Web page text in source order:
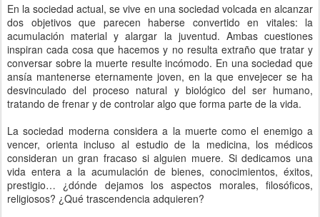
En la sociedad actual, se vive en una sociedad volcada en alcanzar
dos objetivos que parecen haberse convertido en vitales: la
acumulación material y alargar la juventud. Ambas cuestiones
inspiran cada cosa que hacemos y no resulta extraño que tratar y
conversar sobre la muerte resulte incómodo. En una sociedad que
ansía mantenerse eternamente joven, en la que envejecer se ha
desvinculado del proceso natural y biológico del ser humano,
tratando de frenar y de controlar algo que forma parte de la vida.
La sociedad moderna considera a la muerte como el enemigo a
vencer, orienta incluso al estudio de la medicina, los médicos
consideran un gran fracaso si alguien muere. Si dedicamos una
vida entera a la acumulación de bienes, conocimientos, éxitos,
prestigio… ¿dónde dejamos los aspectos morales, filosóficos,
religiosos? ¿Qué trascendencia adquieren?